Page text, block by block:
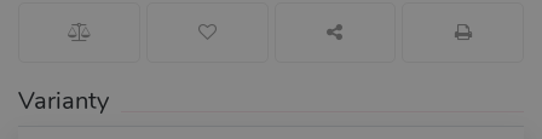
Varianty